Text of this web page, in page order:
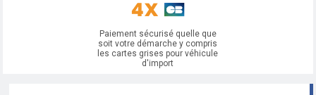
Paiement sécurisé quelle que
soit votre démarche y compris
les cartes grises pour véhicule
d'import